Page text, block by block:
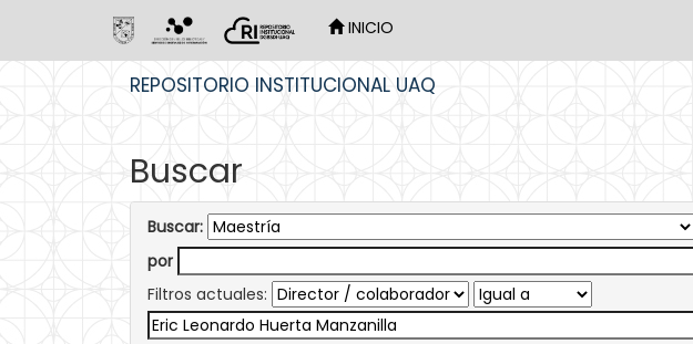
INICIO
REPOSITORIO INSTITUCIONAL UAQ
Buscar
Buscar:
por
Filtros actuales: